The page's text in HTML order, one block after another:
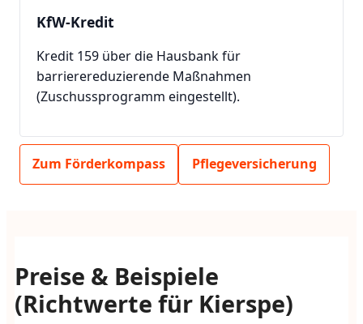
KfW-Kredit
Kredit 159 über die Hausbank für
barrierereduzierende Maßnahmen
(Zuschussprogramm eingestellt).
Zum Förderkompass Pflegeversicherung
Preise & Beispiele
(Richtwerte für Kierspe)